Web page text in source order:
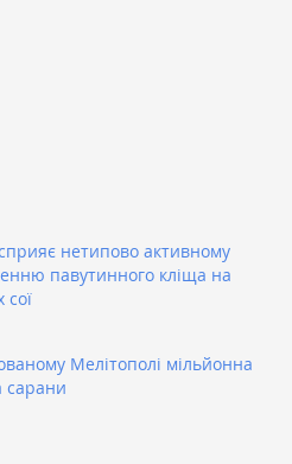
нетипово активному
павутинного кліща на
сої
Мелітополі мільйонна
сарани